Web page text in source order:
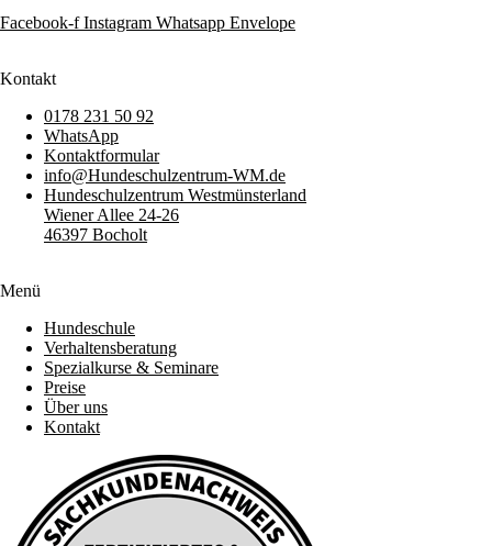
Facebook-f Instagram Whatsapp Envelope
Kontakt
0178 231 50 92
WhatsApp
Kontaktformular
info@Hundeschulzentrum-WM.de
Hundeschulzentrum Westmünsterland
Wiener Allee 24-26
46397 Bocholt
Menü
Hundeschule
Verhaltensberatung
Spezialkurse & Seminare
Preise
Über uns
Kontakt